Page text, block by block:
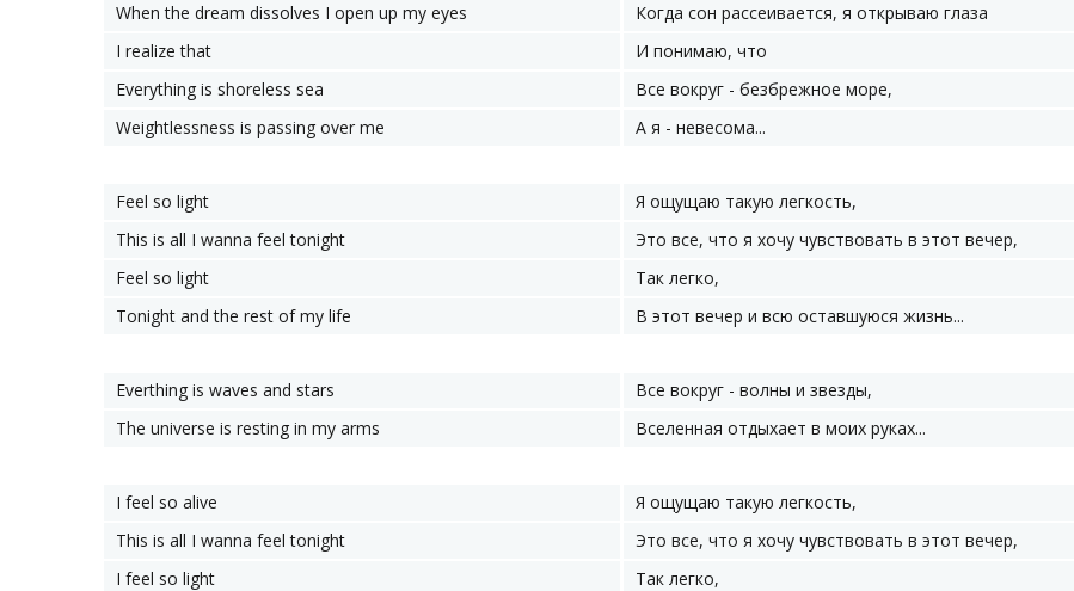
When the dream dissolves I open up my eyes
Когда сон рассеивается, я открываю глаза
I realize that
И понимаю, что
Everything is shoreless sea
Все вокруг - безбрежное море,
Weightlessness is passing over me
А я - невесома...
Feel so light
Я ощущаю такую легкость,
This is all I wanna feel tonight
Это все, что я хочу чувствовать в этот вечер,
Feel so light
Так легко,
Tonight and the rest of my life
В этот вечер и всю оставшуюся жизнь...
Everthing is waves and stars
Все вокруг - волны и звезды,
The universe is resting in my arms
Вселенная отдыхает в моих руках...
I feel so alive
Я ощущаю такую легкость,
This is all I wanna feel tonight
Это все, что я хочу чувствовать в этот вечер,
I feel so light
Так легко,